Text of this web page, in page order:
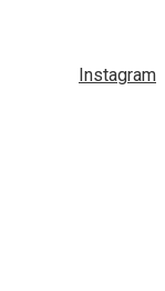
Instagram